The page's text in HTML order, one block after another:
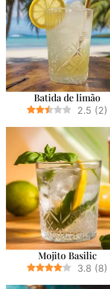
Batida de limão
2.5 (2)
Mojito Basilic
3.8 (8)